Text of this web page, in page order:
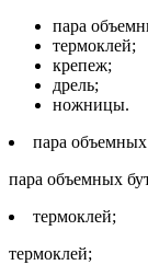
пара
термоклей;
крепеж;
дрель;
ножницы.
пара
пара объемных
термоклей;
термоклей;